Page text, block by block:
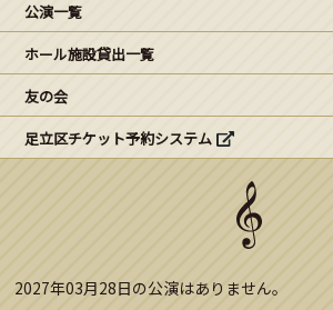
こどもみーてぃんぐ
Gがくえん
ブランドからのお知らせ
公演一覧
ホール施設貸出一覧
友の会
足立区チケット予約システム
2027年03月28日の公演はありません。